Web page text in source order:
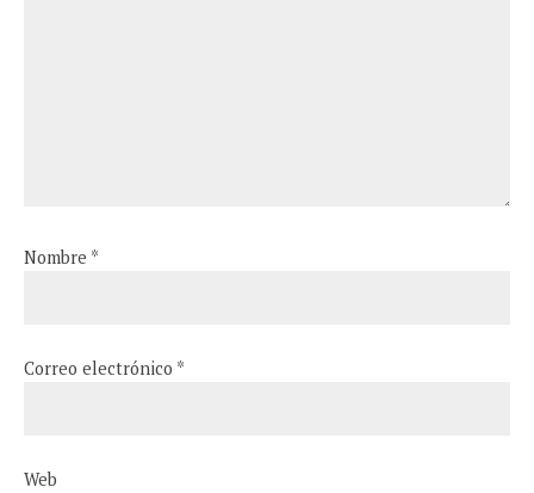
Nombre *
Correo electrónico *
Web